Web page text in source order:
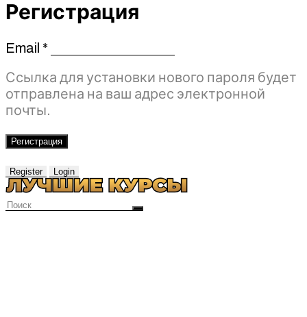
Регистрация
Email *Обязательно
Ссылка для установки нового пароля будет
отправлена ​​на ваш адрес электронной
почты.
Регистрация
Register Login